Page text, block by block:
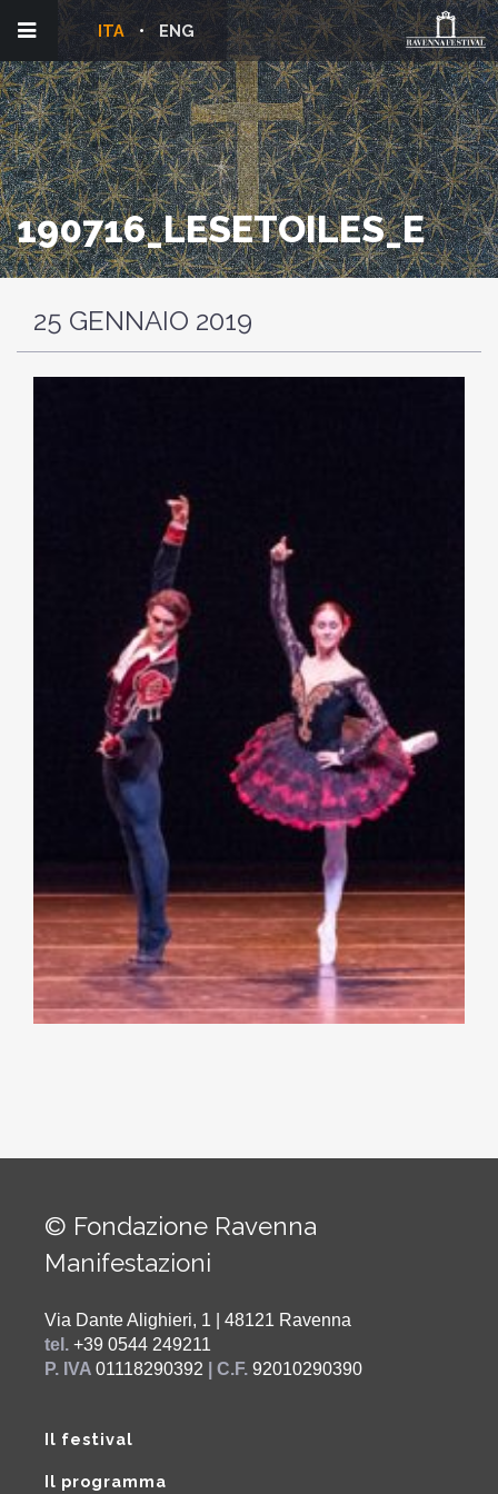
ENG
ITA
190716_LESETOILES_E
25 GENNAIO 2019
© Fondazione Ravenna
Manifestazioni
Via Dante Alighieri, 1 | 48121 Ravenna
tel. +39 0544 249211
P. IVA 01118290392 | C.F. 92010290390
Il festival
Il programma